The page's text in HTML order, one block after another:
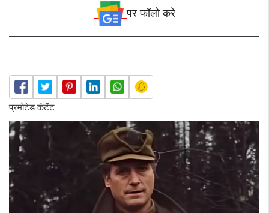
पर फॉलो करे